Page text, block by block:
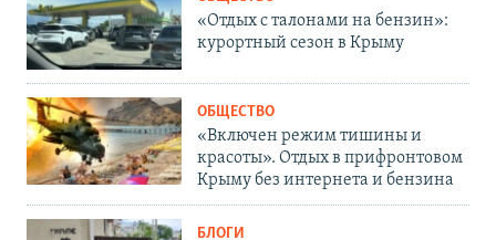
«Отдых с талонами на бензин»:
курортный сезон в Крыму
ОБЩЕСТВО
«Включен режим тишины и
красоты». Отдых в прифронтовом
Крыму без интернета и бензина
БЛОГИ